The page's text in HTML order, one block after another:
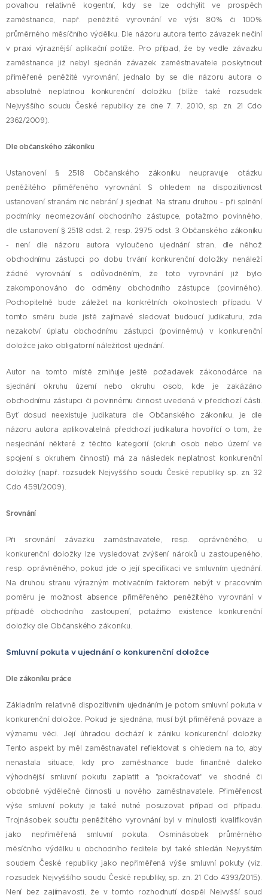
povahou relativně kogentní, kdy se lze odchýlit ve prospěch
zaměstnance, např. peněžité vyrovnání ve výši 80% či 100%
průměrného měsíčního výdělku. Dle názoru autora tento závazek nečiní
v praxi výraznější aplikační potíže. Pro případ, že by vedle závazku
zaměstnance již nebyl sjednán závazek zaměstnavatele poskytnout
přiměřené peněžité vyrovnání, jednalo by se dle názoru autora o
absolutně neplatnou konkurenční doložku (blíže také rozsudek
Nejvyššího soudu České republiky ze dne 7. 7. 2010, sp. zn. 21 Cdo
2362/2009).
Dle občanského zákoníku
Ustanovení § 2518 Občanského zákoníku neupravuje otázku
peněžitého přiměřeného vyrovnání. S ohledem na dispozitivnost
ustanovení stranám nic nebrání ji sjednat. Na stranu druhou - při splnění
podmínky neomezování obchodního zástupce, potažmo povinného,
dle ustanovení § 2518 odst. 2, resp. 2975 odst. 3 Občanského zákoníku
- není dle názoru autora vyloučeno ujednání stran, dle něhož
obchodnímu zástupci po dobu trvání konkurenční doložky nenáleží
žádné vyrovnání s odůvodněním, že toto vyrovnání již bylo
zakomponováno do odměny obchodního zástupce (povinného).
Pochopitelně bude záležet na konkrétních okolnostech případu. V
tomto směru bude jistě zajímavé sledovat budoucí judikaturu, zda
nezakotví úplatu obchodnímu zástupci (povinnému) v konkurenční
doložce jako obligatorní náležitost ujednání.
Autor na tomto místě zmiňuje ještě požadavek zákonodárce na
sjednání okruhu území nebo okruhu osob, kde je zakázáno
obchodnímu zástupci či povinnému činnost uvedená v předchozí části.
Byť dosud neexistuje judikatura dle Občanského zákoníku, je dle
názoru autora aplikovatelná předchozí judikatura hovořící o tom, že
nesjednání některé z těchto kategorií (okruh osob nebo území ve
spojení s okruhem činností) má za následek neplatnost konkurenční
doložky (např. rozsudek Nejvyššího soudu České republiky sp. zn. 32
Cdo 4591/2009).
Srovnání
Při srovnání závazku zaměstnavatele, resp. oprávněného, u
konkurenční doložky lze vysledovat zvýšení nároků u zastoupeného,
resp. oprávněného, pokud jde o její specifikaci ve smluvním ujednání.
Na druhou stranu výrazným motivačním faktorem nebýt v pracovním
poměru je možnost absence přiměřeného peněžitého vyrovnání v
případě obchodního zastoupení, potažmo existence konkurenční
doložky dle Občanského zákoníku.
Smluvní pokuta v ujednání o konkurenční doložce
Dle zákoníku práce
Základním relativně dispozitivním ujednáním je potom smluvní pokuta v
konkurenční doložce. Pokud je sjednána, musí být přiměřená povaze a
významu věci. Její úhradou dochází k zániku konkurenční doložky.
Tento aspekt by měl zaměstnavatel reflektovat s ohledem na to, aby
nenastala situace, kdy pro zaměstnance bude finančně daleko
výhodnější smluvní pokutu zaplatit a "pokračovat" ve shodné či
obdobné výdělečné činnosti u nového zaměstnavatele. Přiměřenost
výše smluvní pokuty je také nutné posuzovat případ od případu.
Trojnásobek součtu peněžitého vyrovnání byl v minulosti kvalifikován
jako nepřiměřená smluvní pokuta. Osminásobek průměrného
měsíčního výdělku u obchodního ředitele byl také shledán Nejvyšším
soudem České republiky jako nepřiměřená výše smluvní pokuty (viz.
rozsudek Nejvyššího soudu České republiky, sp. zn. 21 Cdo 4393/2015).
Není bez zajímavosti, že v tomto rozhodnutí dospěl Nejvyšší soud